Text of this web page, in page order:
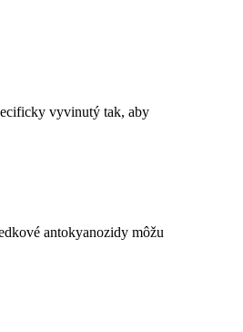
vyvinutý tak, aby
antokyanozidy môžu